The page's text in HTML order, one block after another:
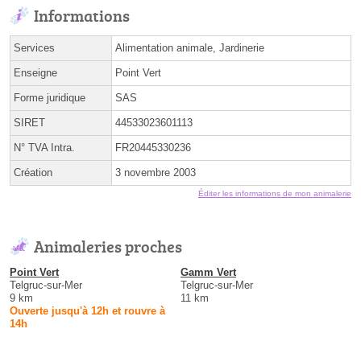
Informations
Services Alimentation animale, Jardinerie
Enseigne Point Vert
Forme juridique SAS
SIRET 44533023601113
N° TVA Intra. FR20445330236
Création 3 novembre 2003
Éditer les informations de mon animalerie
Animaleries proches
Point Vert
Telgruc-sur-Mer
9 km
Ouverte jusqu'à 12h et rouvre à
14h
Gamm Vert
Telgruc-sur-Mer
11 km